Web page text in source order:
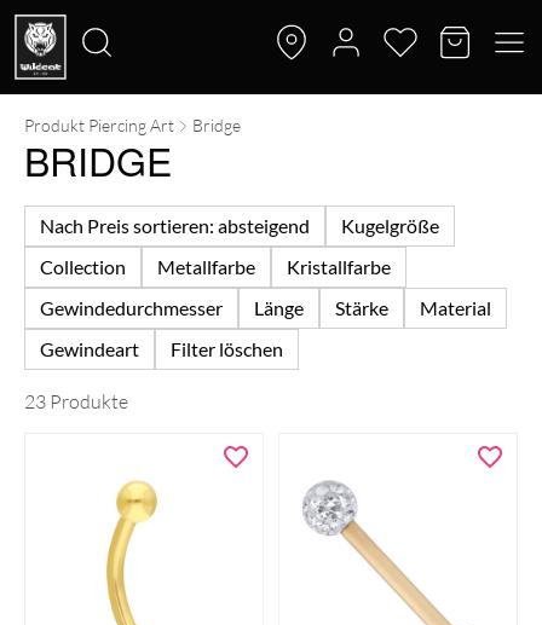
Suche
nach:
Produkt Piercing Art Bridge
BRIDGE
Nach Preis sortieren: absteigend
Kugelgröße
Collection
Metallfarbe
Kristallfarbe
Gewindedurchmesser
Länge Stärke
Material
Gewindeart
Filter löschen
23 Produkte